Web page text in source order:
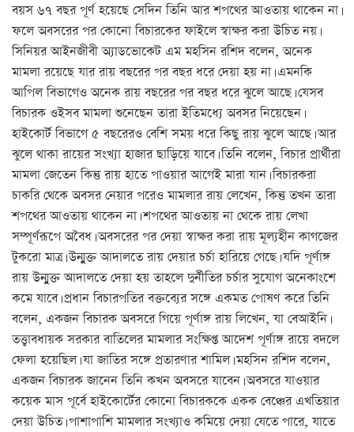
বয়স ৬৭ বছর পূর্ণ হয়েছে সেদিন তিনি আর শপথের আওতায় থাকেন না।
ফলে অবসরের পর কোনো বিচারকের ফাইলে স্বাক্ষর করা উচিত নয়।
সিনিয়র আইনজীবী অ্যাডভোকেট এম মহসিন রশিদ বলেন, অনেক
মামলা রয়েছে যার রায় বছরের পর বছর ধরে দেয়া হয় না। এমনকি
আপিল বিভাগেও অনেক রায় বছরের পর বছর ধরে ঝুলে আছে। যেসব
বিচারক ওইসব মামলা শুনেছেন তারা ইতিমধ্যে অবসর নিয়েছেন।
হাইকোর্ট বিভাগে ৫ বছরেরও বেশি সময় ধরে কিছু রায় ঝুলে আছে। আর
ঝুলে থাকা রায়ের সংখ্যা হাজার ছাড়িয়ে যাবে। তিনি বলেন, বিচার প্রার্থীরা
মামলা জেতেন কিন্তু রায় হাতে পাওয়ার আগেই মারা যান। বিচারকরা
চাকরি থেকে অবসর নেয়ার পরেও মামলার রায় লেখেন, কিন্তু তখন তারা
শপথের আওতায় থাকেন না। শপথের আওতায় না থেকে রায় লেখা
সম্পূর্ণরূপে অবৈধ। অবসরের পর দেয়া স্বাক্ষর করা রায় মূল্যহীন কাগজের
টুকরো মাত্র। উন্মুক্ত আদালতে রায় দেয়ার চর্চা হারিয়ে গেছে। যদি পূর্ণাঙ্গ
রায় উন্মুক্ত আদালতে দেয়া হয় তাহলে দুর্নীতির চর্চার সুযোগ অনেকাংশে
কমে যাবে। প্রধান বিচারপতির বক্তব্যের সঙ্গে একমত পোষণ করে তিনি
বলেন, একজন বিচারক অবসরে গিয়ে পূর্ণাঙ্গ রায় লিখেন, যা বেআইনি।
তত্ত্বাবধায়ক সরকার বাতিলের মামলার সংক্ষিপ্ত আদেশ পূর্ণাঙ্গ রায়ে বদলে
ফেলা হয়েছিল। যা জাতির সঙ্গে প্রতারণার শামিল। মহসিন রশিদ বলেন,
একজন বিচারক জানেন তিনি কখন অবসরে যাবেন। অবসরে যাওয়ার
কয়েক মাস পূর্বে হাইকোর্টের কোনো বিচারককে একক বেঞ্চের এখতিয়ার
দেয়া উচিত। পাশাপাশি মামলার সংখ্যাও কমিয়ে দেয়া যেতে পারে, যাতে